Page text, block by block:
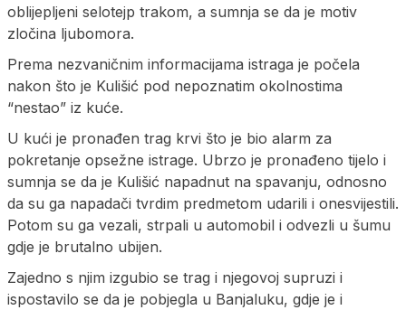
oblijepljeni selotejp trakom, a sumnja se da je motiv
zločina ljubomora.
Prema nezvaničnim informacijama istraga je počela
nakon što je Kulišić pod nepoznatim okolnostima
“nestao” iz kuće.
U kući je pronađen trag krvi što je bio alarm za
pokretanje opsežne istrage. Ubrzo je pronađeno tijelo i
sumnja se da je Kulišić napadnut na spavanju, odnosno
da su ga napadači tvrdim predmetom udarili i onesvijestili.
Potom su ga vezali, strpali u automobil i odvezli u šumu
gdje je brutalno ubijen.
Zajedno s njim izgubio se trag i njegovoj supruzi i
ispostavilo se da je pobjegla u Banjaluku, gdje je i